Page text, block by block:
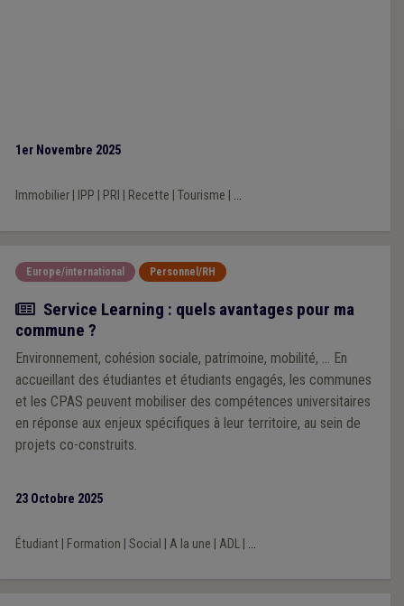
1er Novembre 2025
Immobilier| IPP PRI Recette Tourisme ...
Europe/international Personnel/RH
Actualité
Service Learning : quels avantages pour ma
commune ?
Environnement, cohésion sociale, patrimoine, mobilité, ... En
accueillant des étudiantes et étudiants engagés, les communes
et les CPAS peuvent mobiliser des compétences universitaires
en réponse aux enjeux spécifiques à leur territoire, au sein de
projets co-construits.
23 Octobre 2025
Étudiant| Formation Social A la une ADL| ...